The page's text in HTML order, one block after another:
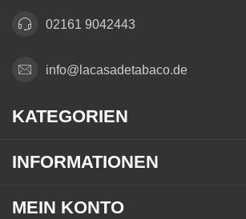
02161 9042443
info@lacasadetabaco.de
KATEGORIEN
INFORMATIONEN
MEIN KONTO